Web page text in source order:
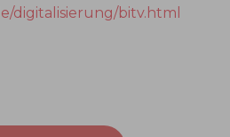
digitalisierung/bitv.html